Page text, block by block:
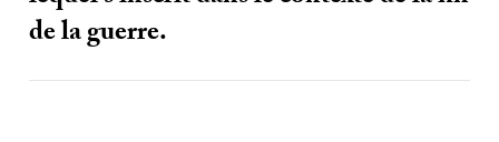
de la guerre.